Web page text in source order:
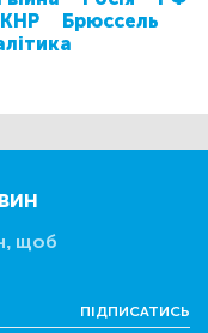
КНР
Брюссель
щоб
ПІДПИСАТИСЬ